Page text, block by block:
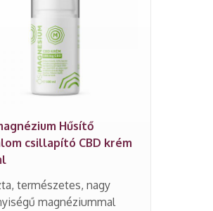
Hűsítő
csillapító CBD krém
természetes, nagy
magnéziummal